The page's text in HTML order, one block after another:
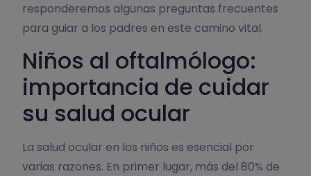
responderemos algunas preguntas frecuentes
para guiar a los padres en este camino vital.
Niños al oftalmólogo:
importancia de cuidar
su salud ocular
La salud ocular en los niños es esencial por
varias razones. En primer lugar, más del 80% de